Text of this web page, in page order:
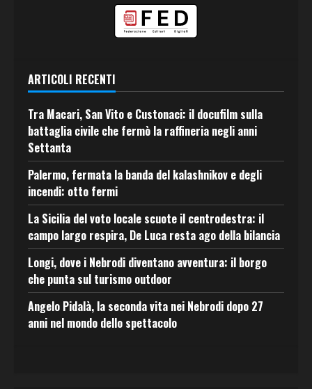
ARTICOLI RECENTI
Tra Macari, San Vito e Custonaci: il docufilm sulla
battaglia civile che fermò la raffineria negli anni
Settanta
Palermo, fermata la banda del kalashnikov e degli
incendi: otto fermi
La Sicilia del voto locale scuote il centrodestra: il
campo largo respira, De Luca resta ago della bilancia
Longi, dove i Nebrodi diventano avventura: il borgo
che punta sul turismo outdoor
Angelo Pidalà, la seconda vita nei Nebrodi dopo 27
anni nel mondo dello spettacolo